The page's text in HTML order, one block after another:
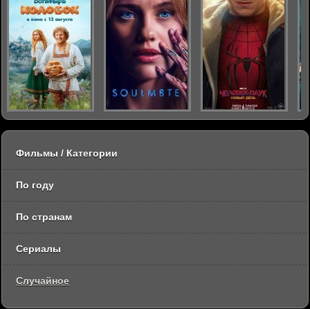
Фильмы / Категории
По году
По странам
Сериалы
Случайное